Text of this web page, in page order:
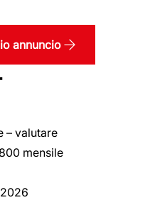
annuncio
– valutare
mensile